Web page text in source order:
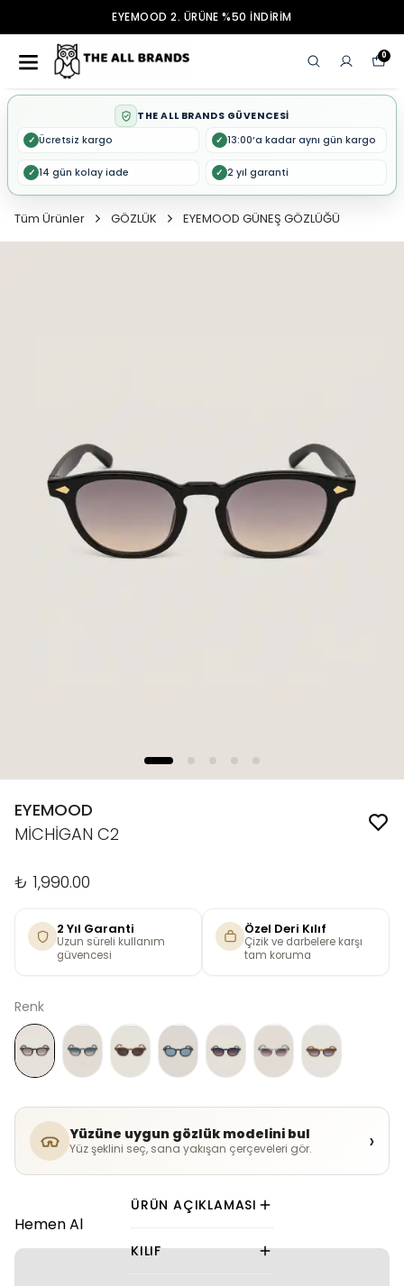
EYEMOOD 2. ÜRÜNE %50 İNDİRİM
0
THE ALL BRANDS GÜVENCESİ
✓ Ücretsiz kargo ✓ 13:00’a kadar aynı gün kargo
✓ 14 gün kolay iade ✓ 2 yıl garanti
Tüm Ürünler GÖZLÜK EYEMOOD GÜNEŞ GÖZLÜĞÜ
EYEMOOD
MİCHİGAN C2
₺ 1,990.00
2 Yıl Garanti
Uzun süreli kullanım
güvencesi
Özel Deri Kılıf
Çizik ve darbelere karşı
tam koruma
Renk
Yüzüne uygun gözlük modelini bul
Yüz şeklini seç, sana yakışan çerçeveleri gör. ›
Hemen Al
ÜRÜN AÇIKLAMASI
KILIF